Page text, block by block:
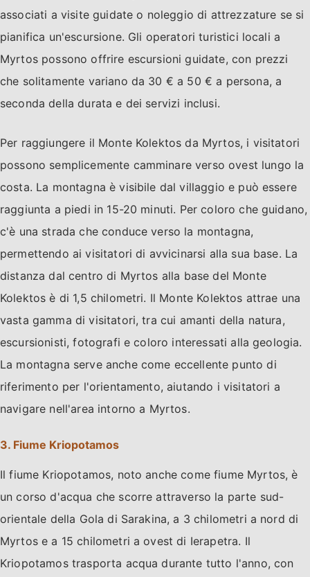
associati a visite guidate o noleggio di attrezzature se si
pianifica un'escursione. Gli operatori turistici locali a
Myrtos possono offrire escursioni guidate, con prezzi
che solitamente variano da 30 € a 50 € a persona, a
seconda della durata e dei servizi inclusi.
Per raggiungere il Monte Kolektos da Myrtos, i visitatori
possono semplicemente camminare verso ovest lungo la
costa. La montagna è visibile dal villaggio e può essere
raggiunta a piedi in 15-20 minuti. Per coloro che guidano,
c'è una strada che conduce verso la montagna,
permettendo ai visitatori di avvicinarsi alla sua base. La
distanza dal centro di Myrtos alla base del Monte
Kolektos è di 1,5 chilometri. Il Monte Kolektos attrae una
vasta gamma di visitatori, tra cui amanti della natura,
escursionisti, fotografi e coloro interessati alla geologia.
La montagna serve anche come eccellente punto di
riferimento per l'orientamento, aiutando i visitatori a
navigare nell'area intorno a Myrtos.
3. Fiume Kriopotamos
Il fiume Kriopotamos, noto anche come fiume Myrtos, è
un corso d'acqua che scorre attraverso la parte sud-
orientale della Gola di Sarakina, a 3 chilometri a nord di
Myrtos e a 15 chilometri a ovest di Ierapetra. Il
Kriopotamos trasporta acqua durante tutto l'anno, con